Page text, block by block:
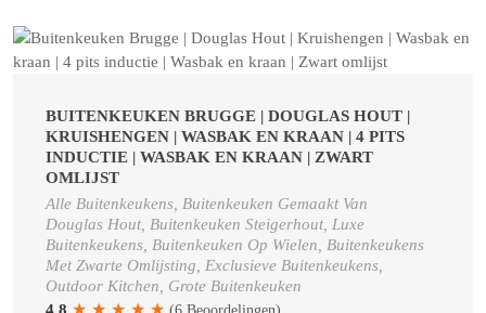
BUITENKEUKEN BRUGGE | DOUGLAS HOUT |
KRUISHENGEN | WASBAK EN KRAAN | 4 PITS
INDUCTIE | WASBAK EN KRAAN | ZWART
OMLIJST
Alle Buitenkeukens, Buitenkeuken Gemaakt Van
Douglas Hout, Buitenkeuken Steigerhout, Luxe
Buitenkeukens, Buitenkeuken Op Wielen, Buitenkeukens
Met Zwarte Omlijsting, Exclusieve Buitenkeukens,
Outdoor Kitchen, Grote Buitenkeuken
4.8 ★ ★ ★ ★ ★